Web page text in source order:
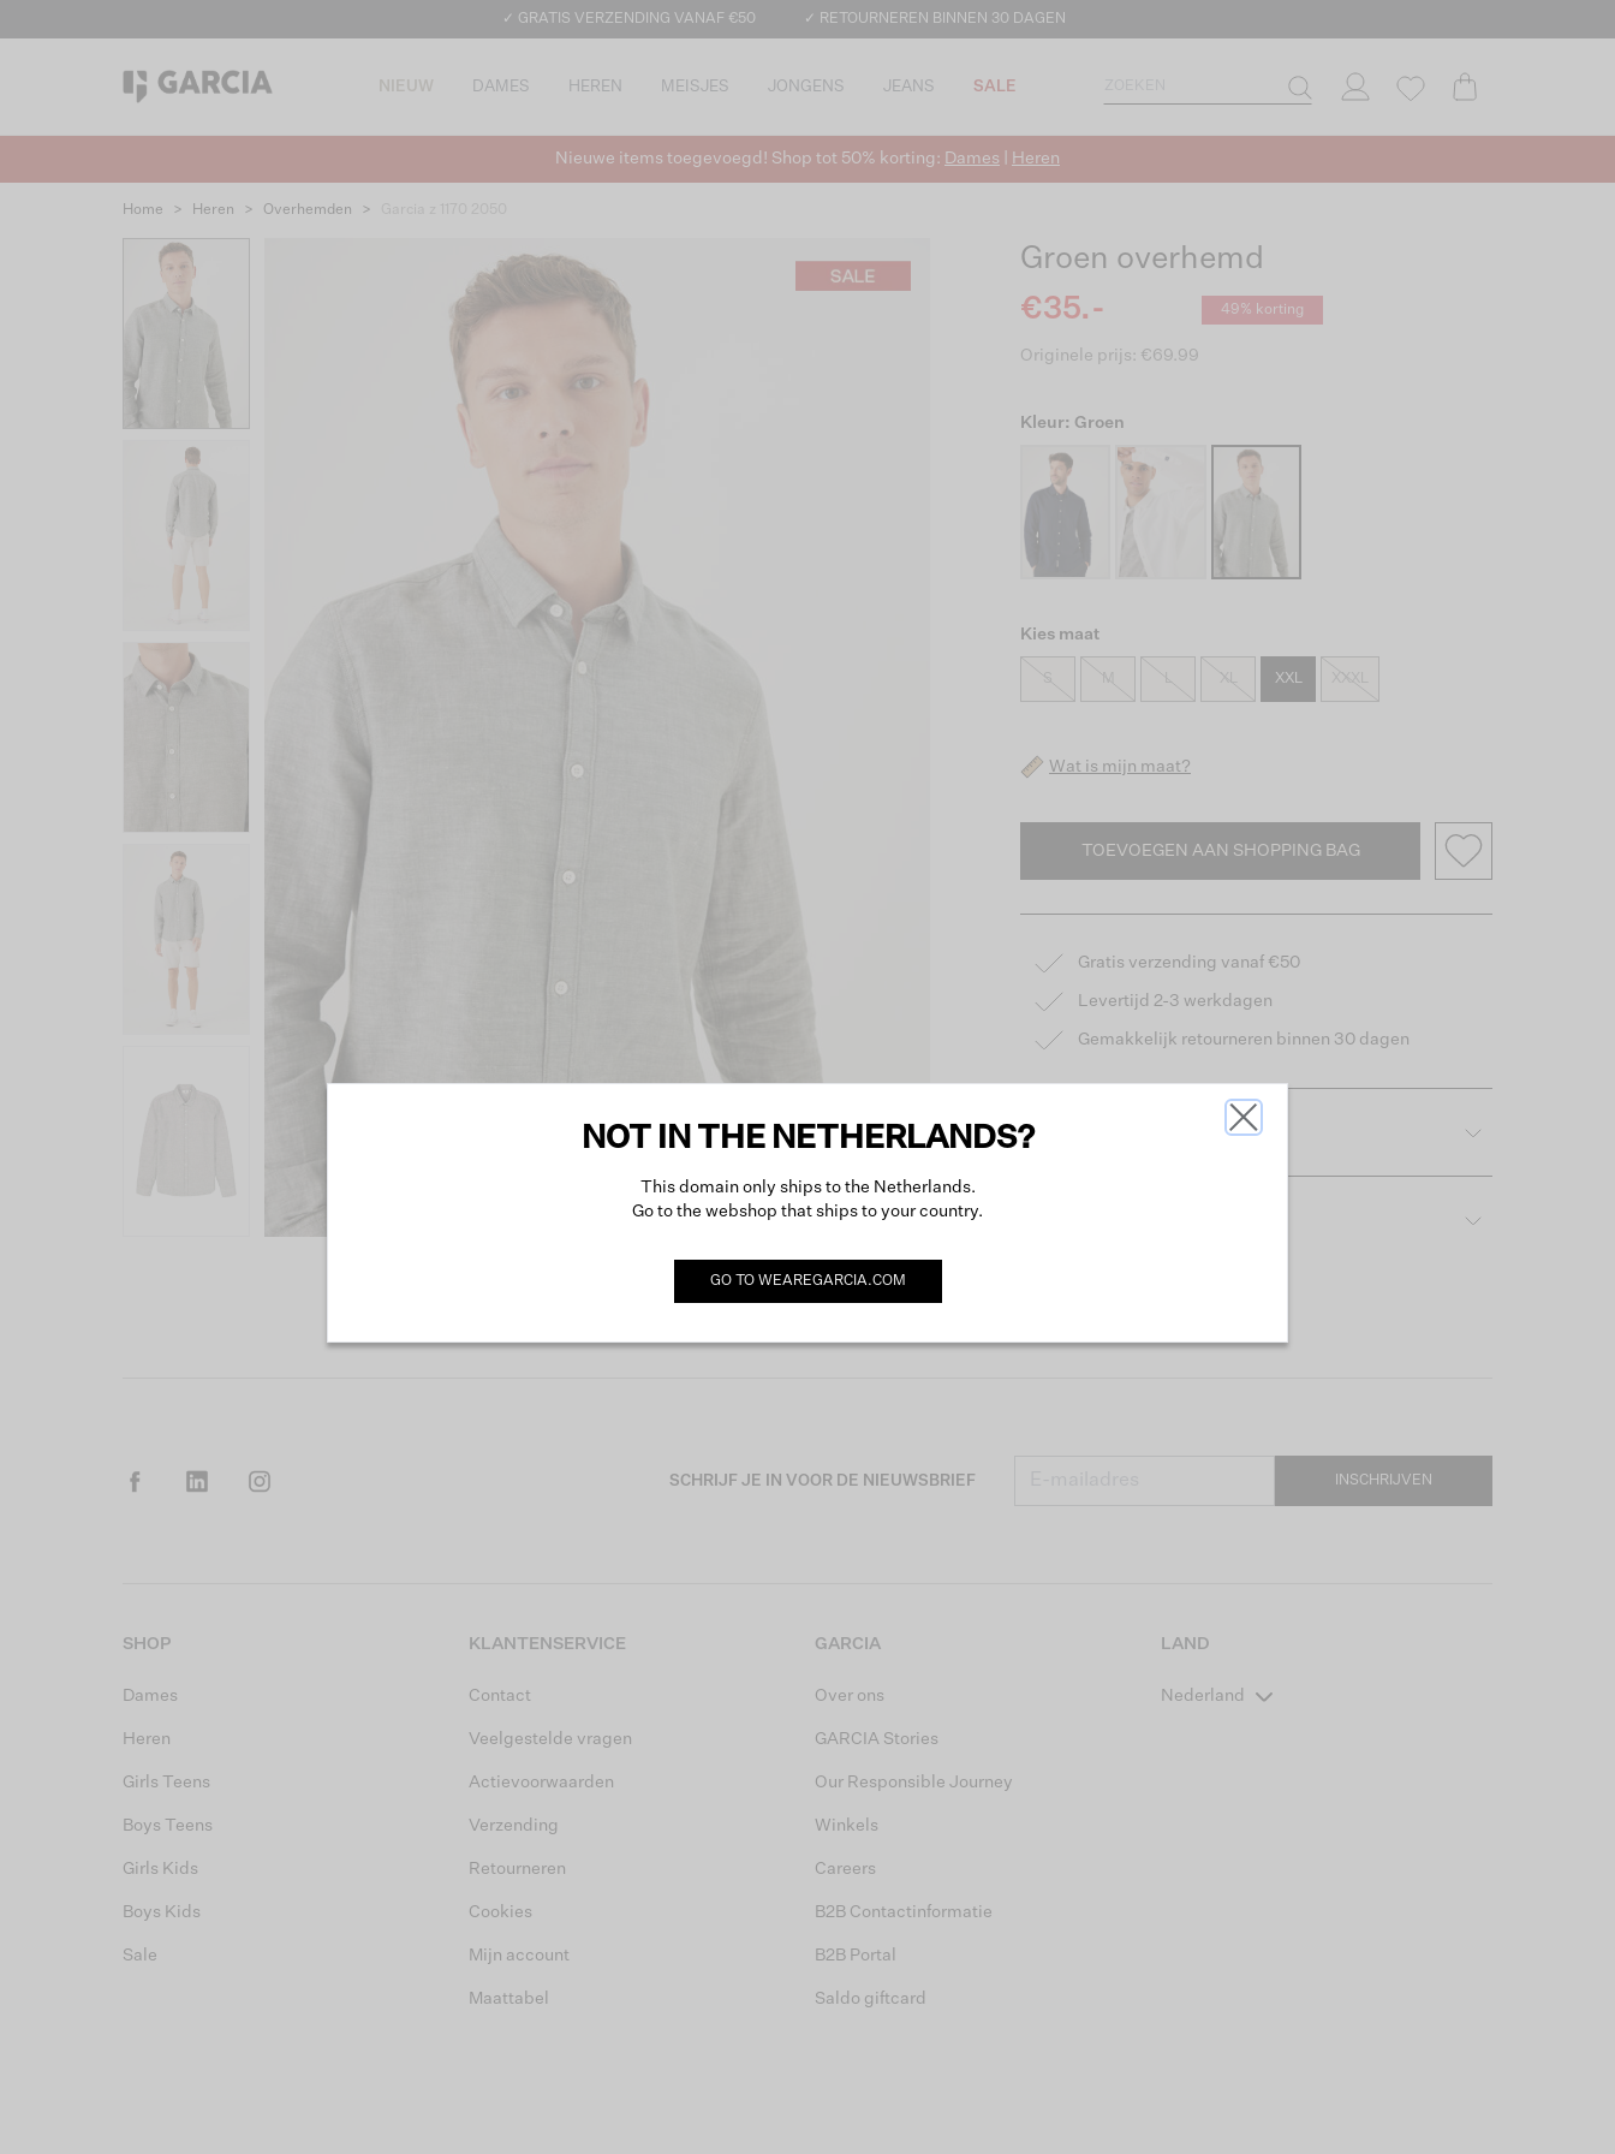
✓ GRATIS VERZENDING VANAF €50 ✓ RETOURNEREN BINNEN 30 DAGEN
NIEUW DAMES HEREN MEISJES JONGENS JEANS SALE
Nieuwe items toegevoegd! Shop tot 50% korting: Dames Heren
Home > Heren > Overhemden >
Groen overhemd
€35.-
49% korting
Originele prijs: €69.99
Kleur: Groen
Kies maat
M XL XXL XXXL
Wat is mijn maat?
TOEVOEGEN AAN SHOPPING BAG
Gratis verzending vanaf €50
Levertijd 2-3 werkdagen
Gemakkelijk retourneren binnen 30 dagen
Productdetails
SCHRIJF JE IN VOOR DE NIEUWSBRIEF INSCHRIJVEN
SHOP
Dames
Heren
Girls Teens
Boys Teens
Girls Kids
Boys Kids
Sale
KLANTENSERVICE
Contact
Veelgestelde vragen
Actievoorwaarden
Verzending
Retourneren
Cookies
Mijn account
Maattabel
GARCIA
Over ons
GARCIA Stories
Our Responsible Journey
Winkels
Careers
B2B Contactinformatie
B2B Portal
Saldo giftcard
LAND
Nederland
NOT IN THE NETHERLANDS?
This domain only ships to the Netherlands.
Go to the webshop that ships to your country.
GO TO WEAREGARCIA.COM